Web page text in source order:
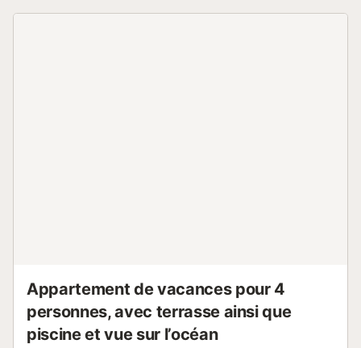
Appartement de vacances pour 4
personnes, avec terrasse ainsi que
piscine et vue sur l’océan